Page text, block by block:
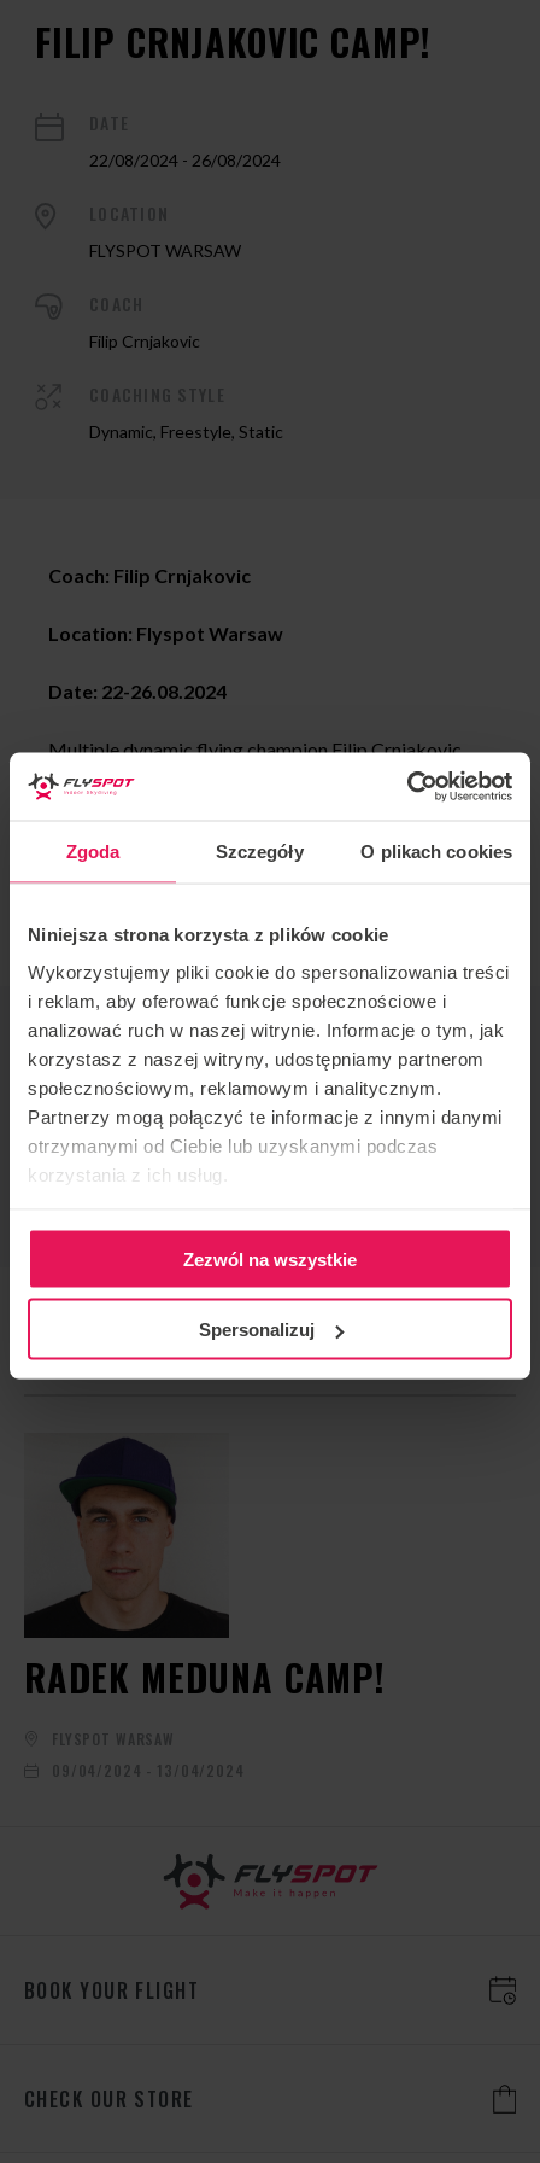
Zgoda Szczegóły O plikach cookies
Niniejsza strona korzysta z plików cookie
Wykorzystujemy pliki cookie do spersonalizowania treści
i reklam, aby oferować funkcje społecznościowe i
analizować ruch w naszej witrynie. Informacje o tym, jak
korzystasz z naszej witryny, udostępniamy partnerom
społecznościowym, reklamowym i analitycznym.
Partnerzy mogą połączyć te informacje z innymi danymi
otrzymanymi od Ciebie lub uzyskanymi podczas
korzystania z ich usług.
Zezwól na wszystkie
Spersonalizuj
FILIP CRNJAKOVIC CAMP!
22/08/2024 - 26/08/2024
FLYSPOT WARSAW
Filip Crnjakovic
Dynamic, Freestyle, Static
Coach: Filip Crnjakovic
Location: Flyspot Warsaw
Date: 22-26.08.2024
Multiple dynamic flying champion Filip Crnjakovic
will be coaching dynamic in Flyspot Warsaw.
All levels of flyers are welcome to join. If you would
EVENT ORGANIZER
Flyspot
CONTACT REGARDING THE EVENT
camps@flyspot.com
RECOMMEND THIS EVENT
NEXT EVENT
RADEK MEDUNA CAMP!
FLYSPOT WARSAW
09/04/2024 - 13/04/2024
BOOK YOUR FLIGHT
CHECK OUR STORE